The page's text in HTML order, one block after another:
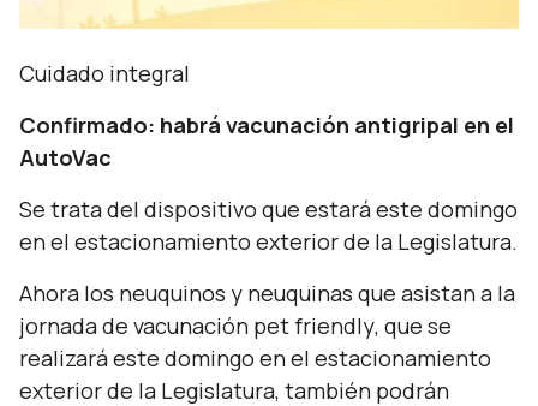
Cuidado integral
Confirmado: habrá vacunación antigripal en el
AutoVac
Se trata del dispositivo que estará este domingo
en el estacionamiento exterior de la Legislatura.
Ahora los neuquinos y neuquinas que asistan a la
jornada de vacunación pet friendly, que se
realizará este domingo en el estacionamiento
exterior de la Legislatura, también podrán